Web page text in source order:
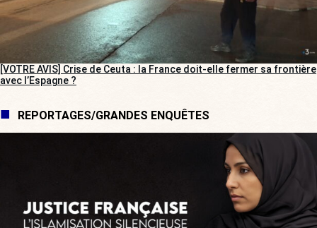
[VOTRE AVIS] Crise de Ceuta : la France doit-elle fermer sa frontière
avec l’Espagne ?
REPORTAGES/GRANDES ENQUÊTES